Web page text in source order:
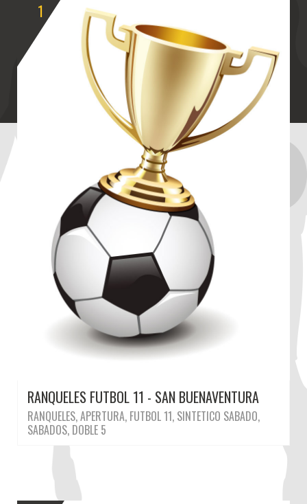
LUNES MARTES MIERCOLES
VIERNES
1
RANQUELES FUTBOL 11 - SAN BUENAVENTURA
RANQUELES, APERTURA, FUTBOL 11, SINTETICO SABADO,
SABADOS, DOBLE 5